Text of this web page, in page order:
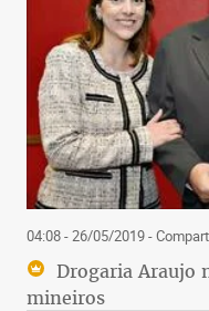
04:08 - 26/05/2019-
Drogaria Araujo
mineiros